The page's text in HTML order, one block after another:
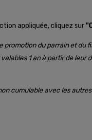
appliquée, cliquez sur
promotion du parrain et du
1 an à partir de
cumulable avec les